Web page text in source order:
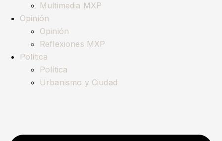
Multimedia MXP
Opinión
Opinión
Reflexiones MXP
Política
Política
Urbanismo y Ciudad